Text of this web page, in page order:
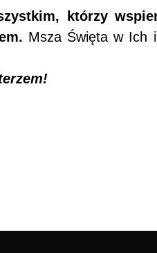
którzy
Msza Święta w Ich